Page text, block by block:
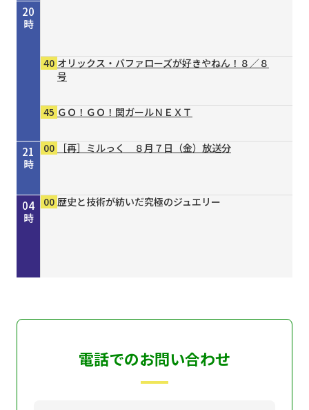
20
時
21
時
22
時
23
時
00
時
01
時
02
時
03
時
04
時
40 オリックス・バファローズが好きやねん！８／８
号
45 ＧＯ！ＧＯ！関ガールＮＥＸＴ
00 ［再］ミルっく ８月７日（金）放送分
00 きしわだネイチャー探訪 ＃１６８
30 地車かわら版
00 Ｄａｙ Ｔｒｉｐｐｅｒ ＃７９
15 歴史街道 ＃４４８ 丹波と京を結んだ“川の街
30 ＧＯ！ＧＯ！関ガールＮＥＸＴ
45 オリックス・バファローズが好きやねん！８／８
50 しまねＦｕｔｕｒｅ２０３０
00 ホトケ女史のぶらりまいり 「郡山八幡神社」編
15 歴史街道 ＃４４８ 丹波と京を結んだ“川の街
30 地車かわら版
00 誰でも簡単にオシャレネイル HOMEI
00 歴史と技術が紡いだ究極のジュエリー
00 歴史と技術が紡いだ究極のジュエリー
00 歴史と技術が紡いだ究極のジュエリー
電話でのお問い合わせ